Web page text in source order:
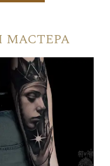
мастера